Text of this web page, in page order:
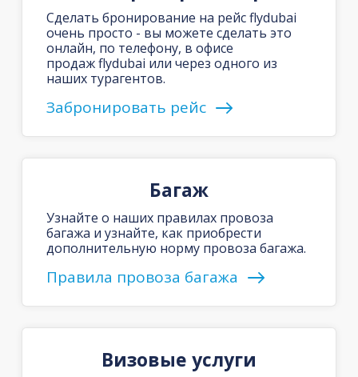
Сделать бронирование на рейс flydubai
очень просто - вы можете сделать это
онлайн, по телефону, в офисе
продаж flydubai или через одного из
наших турагентов.
Забронировать рейс
Багаж
Узнайте о наших правилах провоза
багажа и узнайте, как приобрести
дополнительную норму провоза багажа.
Правила провоза багажа
Визовые услуги